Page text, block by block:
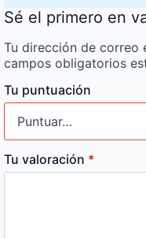
Sé el primero en
Tu dirección de correo
campos obligatorios
Tu puntuación
Tu valoración *